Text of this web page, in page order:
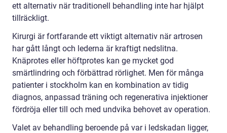
ett alternativ när traditionell behandling inte har hjälpt
tillräckligt.
Kirurgi är fortfarande ett viktigt alternativ när artrosen
har gått långt och lederna är kraftigt nedslitna.
Knäprotes eller höftprotes kan ge mycket god
smärtlindring och förbättrad rörlighet. Men för många
patienter i stockholm kan en kombination av tidig
diagnos, anpassad träning och regenerativa injektioner
fördröja eller till och med undvika behovet av operation.
Valet av behandling beroende på var i ledskadan ligger,